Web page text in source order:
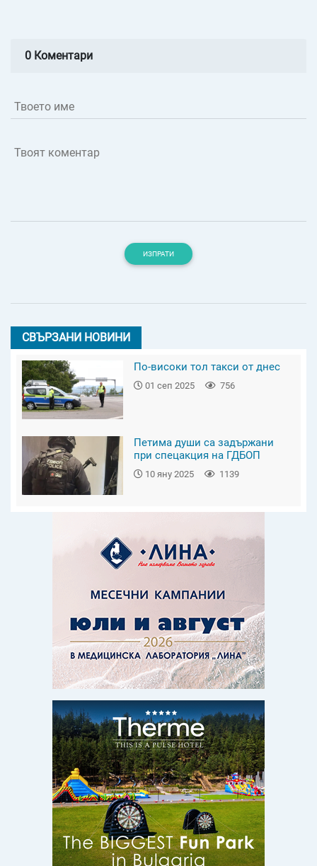
0 Коментари
Твоето име
Твоят коментар
ИЗПРАТИ
СВЪРЗАНИ НОВИНИ
По-високи тол такси от днес
01 сеп 2025 756
Петима души са задържани
при спецакция на ГДБОП
10 яну 2025 1139